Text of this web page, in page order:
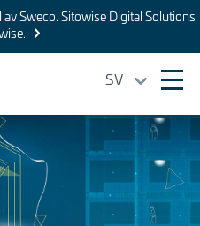
Sweco. Sitowise Digital Solutions
SV